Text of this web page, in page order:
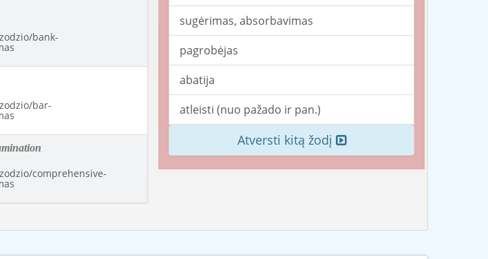
bank-
bar-
comprehensive-
sugėrimas, absorbavimas
pagrobėjas
abatija
atleisti (nuo pažado ir pan.)
Atversti kitą žodį